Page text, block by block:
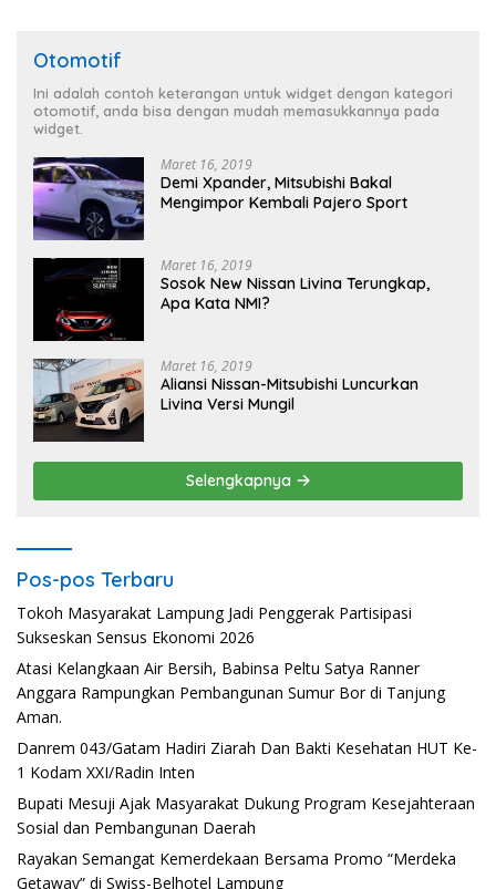
Otomotif
Ini adalah contoh keterangan untuk widget dengan kategori
otomotif, anda bisa dengan mudah memasukkannya pada
widget.
Maret 16, 2019
Demi Xpander, Mitsubishi Bakal
Mengimpor Kembali Pajero Sport
Maret 16, 2019
Sosok New Nissan Livina Terungkap,
Apa Kata NMI?
Maret 16, 2019
Aliansi Nissan-Mitsubishi Luncurkan
Livina Versi Mungil
Selengkapnya
Pos-pos Terbaru
Tokoh Masyarakat Lampung Jadi Penggerak Partisipasi
Sukseskan Sensus Ekonomi 2026
Atasi Kelangkaan Air Bersih, Babinsa Peltu Satya Ranner
Anggara Rampungkan Pembangunan Sumur Bor di Tanjung
Aman.
Danrem 043/Gatam Hadiri Ziarah Dan Bakti Kesehatan HUT Ke-
1 Kodam XXI/Radin Inten
Bupati Mesuji Ajak Masyarakat Dukung Program Kesejahteraan
Sosial dan Pembangunan Daerah
Rayakan Semangat Kemerdekaan Bersama Promo “Merdeka
Getaway” di Swiss-Belhotel Lampung